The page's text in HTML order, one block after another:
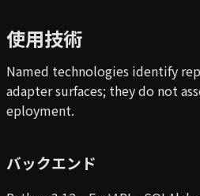
使用技術
Named technologies identify
adapter surfaces; they do not
eployment.
バックエンド